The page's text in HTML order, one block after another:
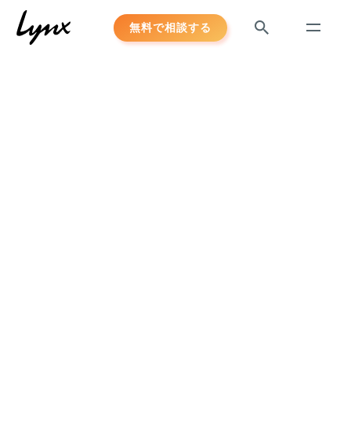
Skip
無料で相談する